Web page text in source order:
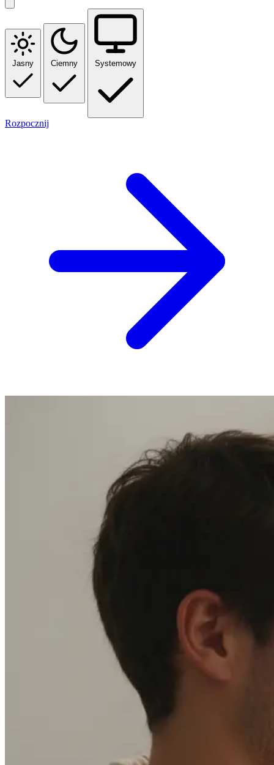
Jasny Ciemny Systemowy
Rozpocznij